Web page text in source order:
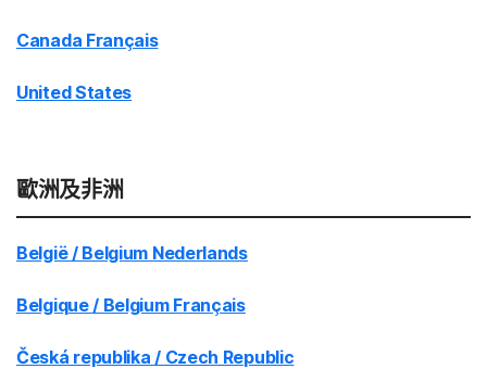
Canada Français
United States
歐洲及非洲
België / Belgium Nederlands
Belgique / Belgium Français
Česká republika / Czech Republic